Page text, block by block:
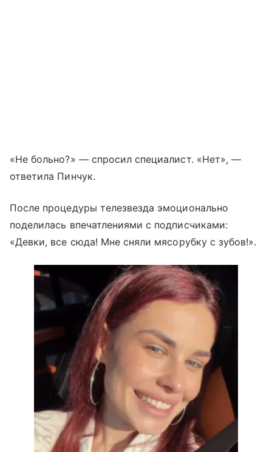
«Не больно?» — спросил специалист. «Нет», —
ответила Пинчук.
После процедуры телезвезда эмоционально
поделилась впечатлениями с подписчиками:
«Девки, все сюда! Мне сняли мясорубку с зубов!».